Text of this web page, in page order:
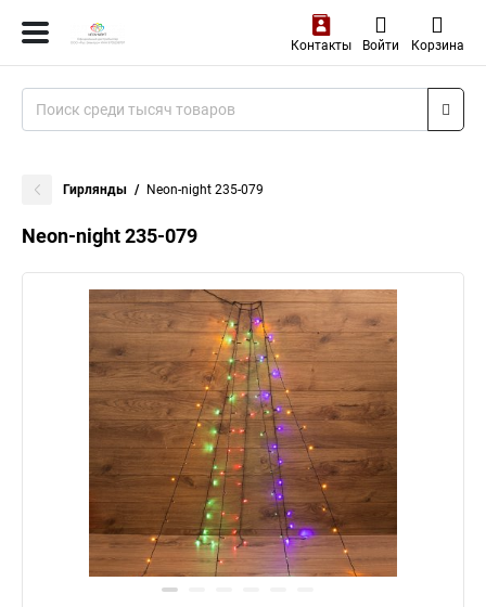
Контакты Войти Корзина
Гирлянды Neon-night 235-079
Neon-night 235-079